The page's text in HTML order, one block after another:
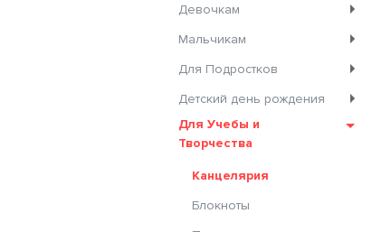
Девочкам
Мальчикам
Для Подростков
Детский день рождения
Для Учебы и
Творчества
Канцелярия
Блокноты